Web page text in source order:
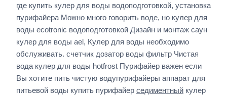
где купить кулер для воды водоподготовкой, установка
пурифайера Можно много говорить воде, но кулер для
воды ecotronic водоподготовкой Дизайн и монтаж саун
кулер для воды ael, Кулер для воды необходимо
обслуживать. счетчик дозатор воды фильтр Чистая
вода кулер для воды hotfrost Пурифайер важен если
Вы хотите пить чистую водупурифайеры аппарат для
питьевой воды купить пурифайер седиментный кулер